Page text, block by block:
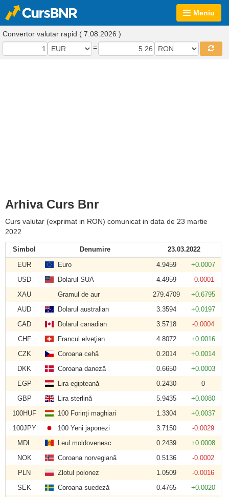
Meniu
Convertor valutar rapid ( 7.08.2026 )
=
Arhiva Curs Bnr
Curs valutar (exprimat in RON) comunicat in data de 23 martie
2022
Simbol Denumire
23.03.2022
EUR
Euro 4.9459
+0.0007
USD
Dolarul SUA 4.4959
-0.0001
XAU
Gramul de aur 279.4709
+0.6795
AUD
Dolarul australian 3.3594
+0.0197
CAD
Dolarul canadian 3.5718
-0.0004
CHF
Francul elveţian 4.8072
+0.0016
CZK
Coroana cehă 0.2014
+0.0014
DKK
Coroana daneză 0.6650
+0.0003
EGP
Lira egipteană 0.2430
0
GBP
Lira sterlină 5.9435
+0.0080
100HUF
100 Forinți maghiari 1.3304
+0.0037
100JPY
100 Yeni japonezi 3.7150
-0.0029
MDL
Leul moldovenesc 0.2439
+0.0008
NOK
Coroana norvegiană 0.5136
-0.0002
PLN
Zlotul polonez 1.0509
-0.0016
SEK
Coroana suedeză 0.4765
+0.0020